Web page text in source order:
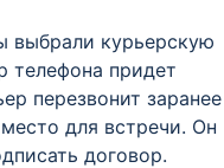
выбрали курьерскую
телефона придет
перезвонит заранее
для встречи. Он
договор.